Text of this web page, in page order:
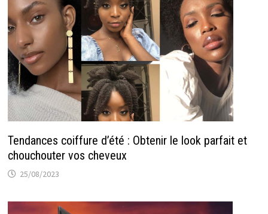
Tendances coiffure d’été : Obtenir le look parfait et
chouchouter vos cheveux
25/08/2023